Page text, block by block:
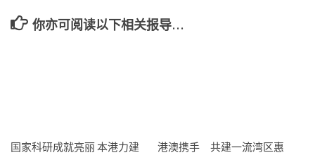
你亦可阅读以下相关报导…
国家科研成就亮丽 本港力建
港澳携手 共建一流湾区惠